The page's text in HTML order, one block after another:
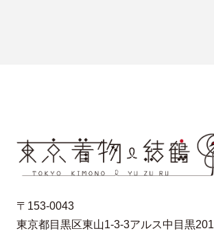
〒153-0043
東京都目黒区東山1-3-3アルス中目黒201